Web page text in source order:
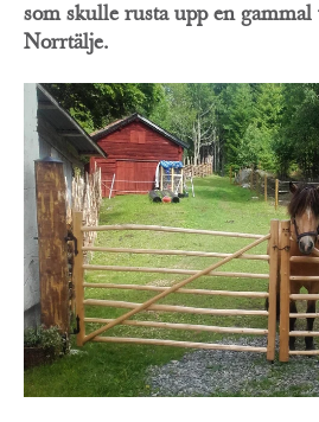
som skulle rusta upp en
Norrtälje.